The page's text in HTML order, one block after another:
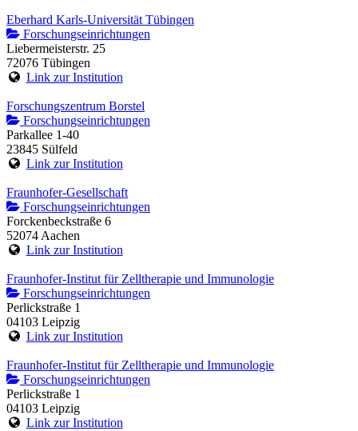
Eberhard Karls-Universität Tübingen
Forschungseinrichtungen
Liebermeisterstr. 25
72076 Tübingen
Link zur Institution
Forschungszentrum Borstel
Forschungseinrichtungen
Parkallee 1-40
23845 Sülfeld
Link zur Institution
Fraunhofer-Gesellschaft
Forschungseinrichtungen
Forckenbeckstraße 6
52074 Aachen
Link zur Institution
Fraunhofer-Institut für Zelltherapie und Immunologie
Forschungseinrichtungen
Perlickstraße 1
04103 Leipzig
Link zur Institution
Fraunhofer-Institut für Zelltherapie und Immunologie
Forschungseinrichtungen
Perlickstraße 1
04103 Leipzig
Link zur Institution